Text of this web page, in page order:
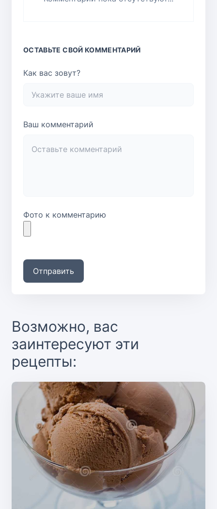
ОСТАВЬТЕ СВОЙ КОММЕНТАРИЙ
Как вас зовут?
Ваш комментарий
Фото к комментарию
Отправить
Возможно, вас
заинтересуют эти
рецепты: